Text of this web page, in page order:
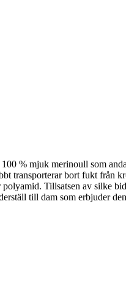
% mjuk merinoull som
transporterar bort fukt
Tillsatsen av silke
till dam som erbjuder